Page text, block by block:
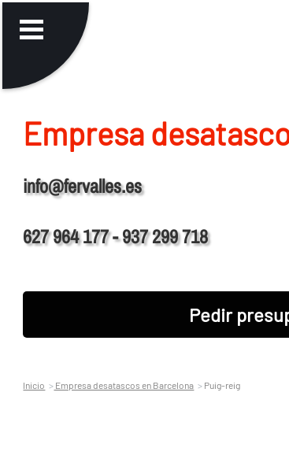
Empresa
info@fervalles.es
627 964 177 - 937 299 718
Pedir
Inicio Empresa desatascos en Barcelona Puig-reig